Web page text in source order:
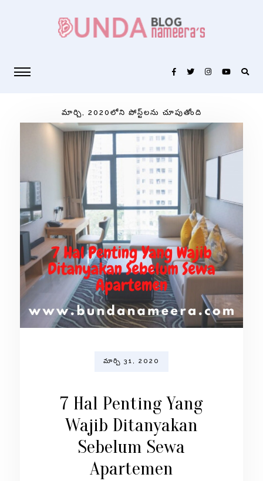
మార్చి, 2020లోని పోస్ట్‌లను చూపుతోంది
మార్చి 31, 2020
7 Hal Penting Yang
Wajib Ditanyakan
Sebelum Sewa
Apartemen